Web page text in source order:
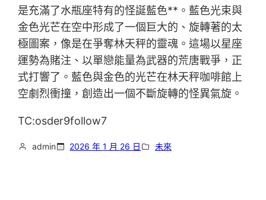
是充滿了水瓶座特有的怪誕藍色**。藍色光束與
金色光芒在空中形成了一個巨大的、旋轉著的太
極圖案，像是在爭奪林天秤的靈魂。這場以星座
運勢為賭注、以單戀能量為武器的荒唐戰爭，正
式打響了。藍色與金色的光芒在林天秤咖啡館上
空劇烈衝撞，創造出一個不斷旋轉的怪異氣旋。
TC:osder9follow7
admin 2026 年 1 月 26 日 未來